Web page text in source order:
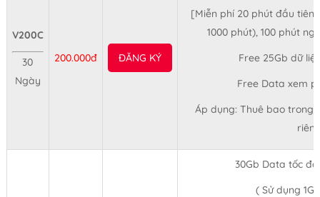
V200C
30
Ngày
200.000đ ĐĂNG KÝ
[Miễn phí 20 phút đầu
1000 phút), 100 phút
Free 25Gb dữ
Free Data xem
Áp dụng: Thuê bao trong
30Gb Data tốc
( Sử dụng